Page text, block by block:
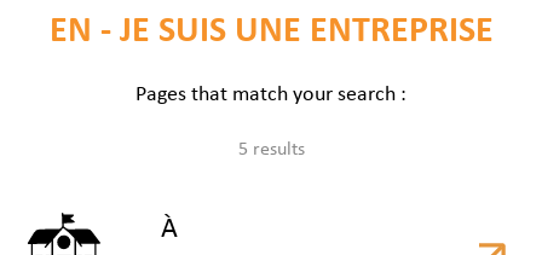
EN - JE SUIS UNE ENTREPRISE
Pages that match your search :
5 results
À